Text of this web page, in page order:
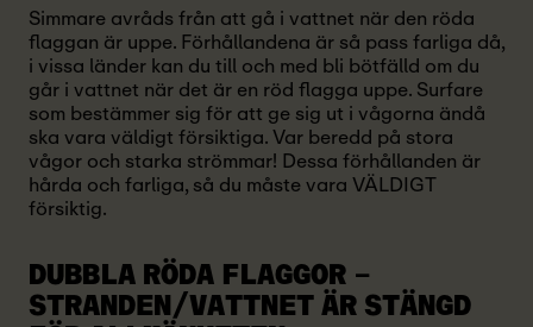
Simmare avråds från att gå i vattnet när den röda
flaggan är uppe. Förhållandena är så pass farliga då,
i vissa länder kan du till och med bli bötfälld om du
går i vattnet när det är en röd flagga uppe. Surfare
som bestämmer sig för att ge sig ut i vågorna ändå
ska vara väldigt försiktiga. Var beredd på stora
vågor och starka strömmar! Dessa förhållanden är
hårda och farliga, så du måste vara VÄLDIGT
försiktig.
DUBBLA RÖDA FLAGGOR –
STRANDEN/VATTNET ÄR STÄNGD